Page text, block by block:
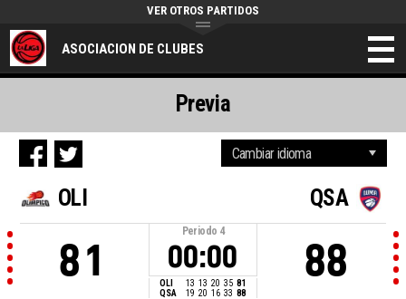
ASOCIACION DE CLUBES
VER OTROS PARTIDOS
OLI
81
Periodo 4
00:00
OLI 13 13 20 35 81
QSA
19 20 16 33 88
QSA
88
Previa